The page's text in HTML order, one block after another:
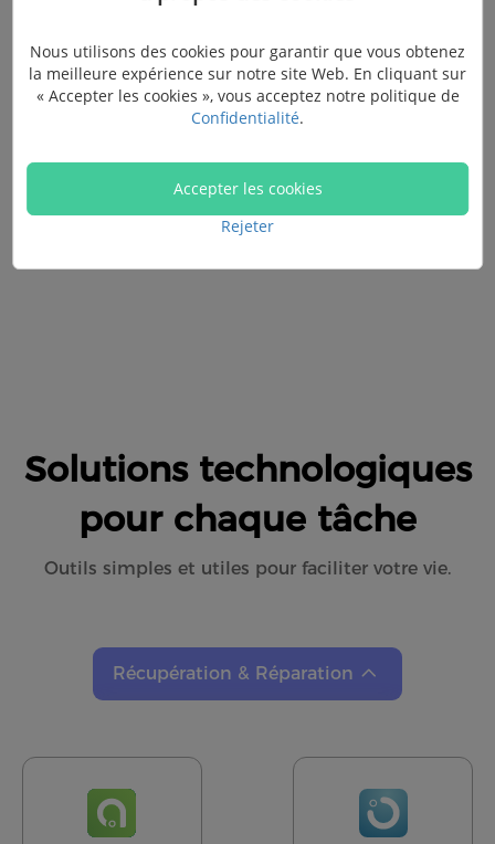
Solutions technologiques
pour chaque tâche
Outils simples et utiles pour faciliter votre vie.
Récupération & Réparation
Multimédia
Nous utilisons des cookies pour garantir que vous obtenez
la meilleure expérience sur notre site Web. En cliquant sur
« Accepter les cookies », vous acceptez notre politique de
Confidentialité.
Accepter les cookies
Rejeter